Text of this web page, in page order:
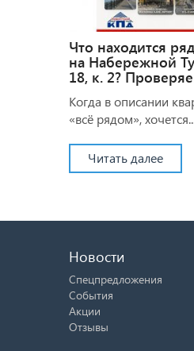
Что находится
на Набережной
18, к. 2?
Когда в описании
«всё рядом»,
Читать далее
Новости
Спецпредложения
События
Акции
Отзывы